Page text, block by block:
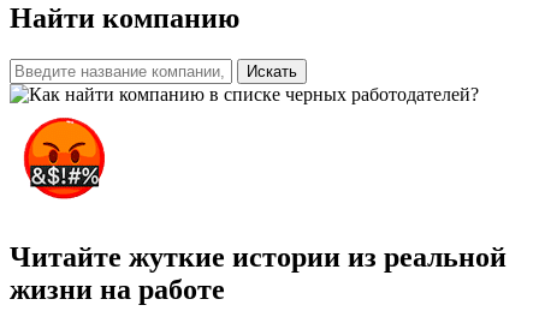
Найти компанию
Искать
Читайте жуткие истории из реальной
жизни на работе